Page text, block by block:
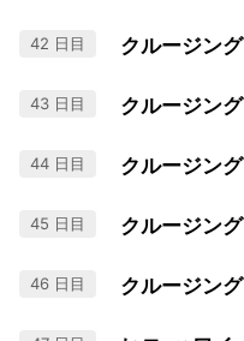
42 日目 クルージング
43 日目 クルージング
44 日目 クルージング
45 日目 クルージング
46 日目 クルージング